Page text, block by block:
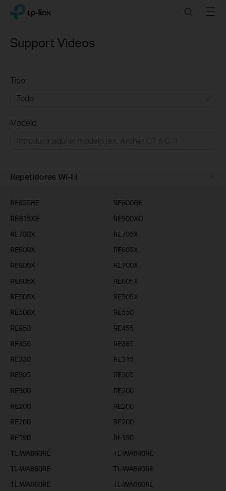
Click
navigation
TP-Link, Reliably Smart SearchMenu
Support Videos
Tipo:
Empresas
Modelo:
Repetidores Wi-Fi
RE655BE
RE800BE
RE815XE
RE900XD
RE780X
RE705X
RE600X
RE605X
RE600X
RE700X
RE605X
RE605X
RE505X
RE505X
RE500X
RE550
RE650
RE455
RE450
RE365
RE330
RE315
RE305
RE305
RE300
RE200
RE200
RE200
RE200
RE200
RE190
RE190
TL-WA860RE
TL-WA860RE
TL-WA860RE
TL-WA860RE
TL-WA860RE
TL-WA860RE